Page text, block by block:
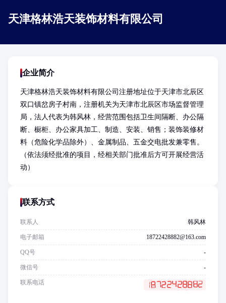
天津格林浩天装饰材料有限公司
企业简介
天津格林浩天装饰材料有限公司注册地址位于天津市北辰区
双口镇岔房子村南，注册机关为天津市北辰区市场监督管理
局，法人代表为韩风林，经营范围包括卫生间隔断、办公隔
断、橱柜、办公家具加工、制造、安装、销售；装饰装修材
料（危险化学品除外）、金属制品、五金交电批发兼零售。
（依法须经批准的项目，经相关部门批准后方可开展经营活
动）
联系方式
联系人 韩风林
电子邮箱 18722428882@163.com
QQ号 -
微信号 -
联系电话